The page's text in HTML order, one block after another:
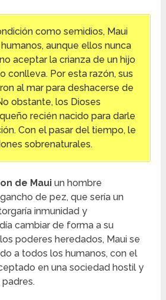
como semidios, Maui
aunque ellos nunca
aceptar la crianza de un hijo
conlleva. Por esta razón, sus
al mar para deshacerse de
obstante, los Dioses
recién nacido para darle
Con el pasar del tiempo, le
sobrenaturales.
de Maui un hombre
de pez, que sería un
inmunidad y
cambiar de forma a su
poderes heredados, Maui se
a todos los humanos, con el
en una sociedad hostil y